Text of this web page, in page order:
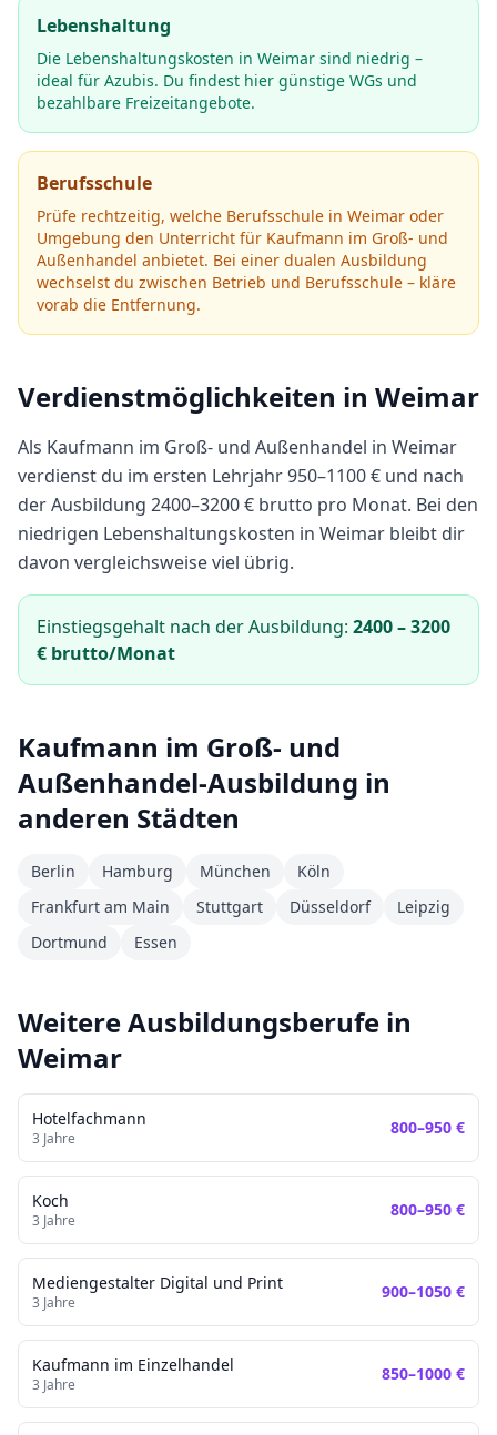
Lebenshaltung
Die Lebenshaltungskosten in Weimar sind niedrig –
ideal für Azubis. Du findest hier günstige WGs und
bezahlbare Freizeitangebote.
Berufsschule
Prüfe rechtzeitig, welche Berufsschule in Weimar oder
Umgebung den Unterricht für Kaufmann im Groß- und
Außenhandel anbietet. Bei einer dualen Ausbildung
wechselst du zwischen Betrieb und Berufsschule – kläre
vorab die Entfernung.
Verdienstmöglichkeiten in Weimar
Als Kaufmann im Groß- und Außenhandel in Weimar
verdienst du im ersten Lehrjahr950–1100€ und nach
der Ausbildung 2400–3200€ brutto pro Monat. Bei den
niedrigen Lebenshaltungskosten in Weimar bleibt dir
davon vergleichsweise viel übrig.
Einstiegsgehalt nach der Ausbildung: 2400–3200
€ brutto/Monat
Kaufmann im Groß- und
Außenhandel-Ausbildung in
anderen Städten
Berlin Hamburg München
Köln
Frankfurt am Main
Stuttgart Düsseldorf
Leipzig
Dortmund
Essen
Weitere Ausbildungsberufe in
Weimar
Hotelfachmann
3 Jahre
800–950 €
Koch
3 Jahre
800–950 €
Mediengestalter Digital und Print
3 Jahre
900–1050 €
Kaufmann im Einzelhandel
3 Jahre
850–1000 €